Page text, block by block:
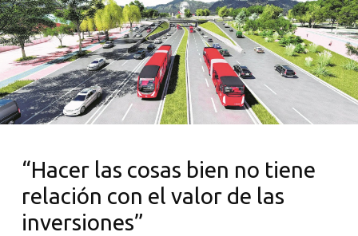
“Hacer las cosas bien no tiene
relación con el valor de las
inversiones”